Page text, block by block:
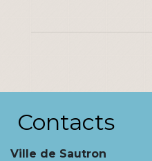
Contacts
Ville de Sautron